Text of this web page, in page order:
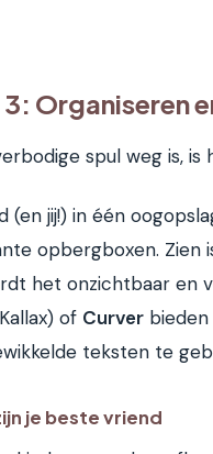
Organiseren
spul weg is,
(en jij!) in één
opbergboxen. Zien
het onzichtbaar en
of Curver
teksten te
je beste vriend